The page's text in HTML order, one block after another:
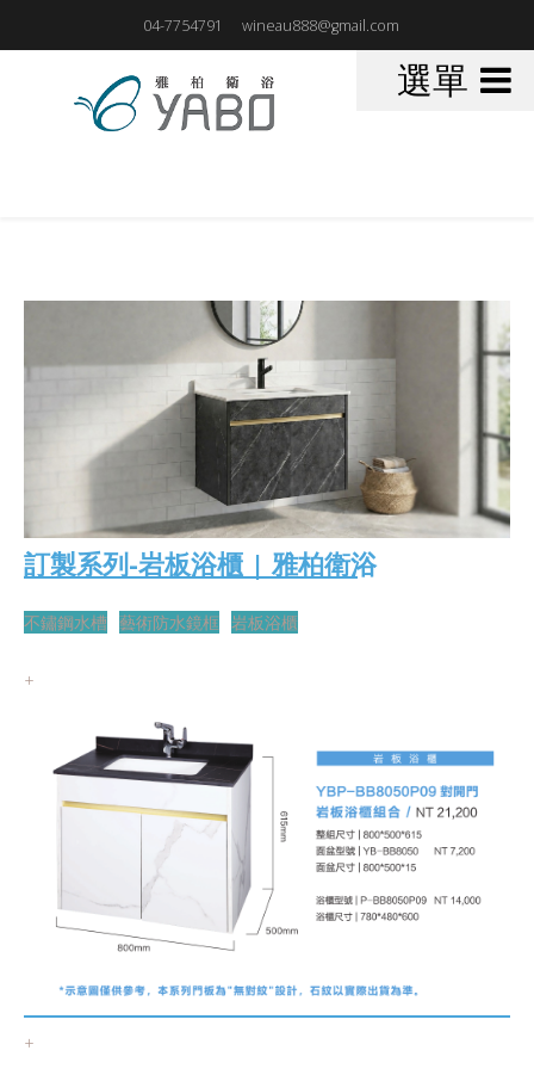
04-7754791 wineau888@gmail.com
訂製系列-岩板浴櫃 | 雅柏衛浴
不鏽鋼水槽 藝術防水鏡框 岩板浴櫃
+
+